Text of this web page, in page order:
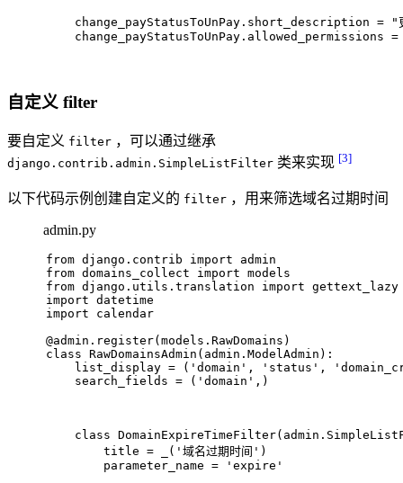
    change_payStatusToUnPay.short_description =
"
change_payStatusToUnPay.allowed_permissions =
自定义 filter
要自定义 filter ，可以通过继承
django.contrib.admin.SimpleListFilter 类来实现 [3]
以下代码示例创建自定义的 filter ，用来筛选域名过期时间
admin.py
from django.contrib import admin
from domains_collect import models
from django.utils.translation import
import datetime
import calendar
@admin.register( models.RawDomains )
class RawDomainsAdmin (admin.ModelAdmin):
    list_display = (
'domain' , 'status' ,
    search_fields = (
'domain' ,)
class DomainExpireTimeFilter
        title = _(
'域名过期时间' )
        parameter_name =
'expire'